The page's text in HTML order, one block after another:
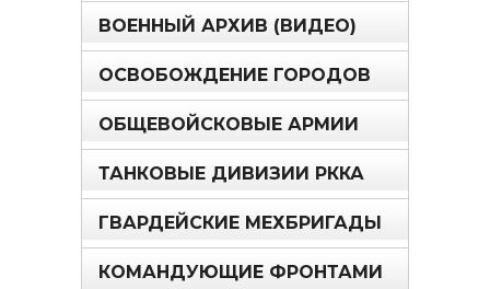
ВОЕННЫЙ АРХИВ (ВИДЕО)
ОСВОБОЖДЕНИЕ ГОРОДОВ
ОБЩЕВОЙСКОВЫЕ АРМИИ
ТАНКОВЫЕ ДИВИЗИИ РККА
ГВАРДЕЙСКИЕ МЕХБРИГАДЫ
КОМАНДУЮЩИЕ ФРОНТАМИ